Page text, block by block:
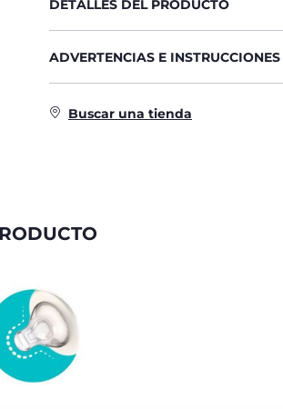
DETALLES DEL PRODUCTO
ADVERTENCIAS E INSTRUCCIONES
Buscar una tienda